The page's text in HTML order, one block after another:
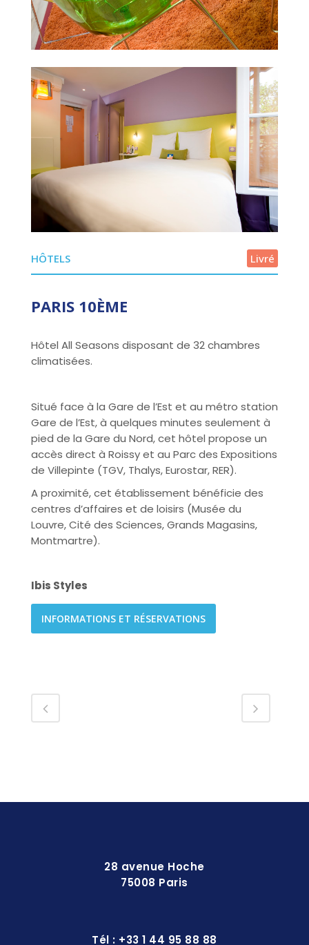
HÔTELS Livré
PARIS 10ÈME
Hôtel All Seasons disposant de 32 chambres
climatisées.
Situé face à la Gare de l’Est et au métro station
Gare de l’Est, à quelques minutes seulement à
pied de la Gare du Nord, cet hôtel propose un
accès direct à Roissy et au Parc des Expositions
de Villepinte (TGV, Thalys, Eurostar, RER).
A proximité, cet établissement bénéficie des
centres d’affaires et de loisirs (Musée du
Louvre, Cité des Sciences, Grands Magasins,
Montmartre).
Ibis Styles
INFORMATIONS ET RÉSERVATIONS
28 avenue Hoche
75008 Paris
Tél : +33 1 44 95 88 88